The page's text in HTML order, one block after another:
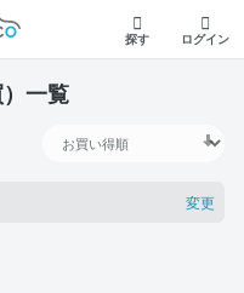
コ
探す ログイン
一覧
変更